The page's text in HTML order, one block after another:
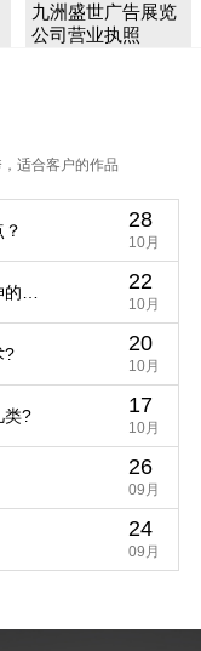
九洲盛世广告展览
公司营业执照
适合客户的作品
28
10月
的规 22
10月
? 20
10月
类? 17
10月
26
09月
24
09月